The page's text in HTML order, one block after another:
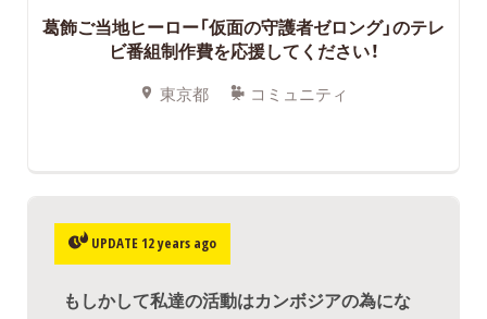
葛飾ご当地ヒーロー「仮面の守護者ゼロング」のテレ
ビ番組制作費を応援してください！
東京都 コミュニティ
UPDATE 12 years ago
もしかして私達の活動はカンボジアの為にな